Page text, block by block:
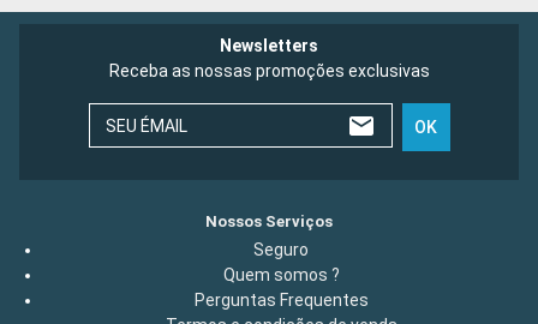
Newsletters
Receba as nossas promoções exclusivas
SEU ÉMAIL OK
Nossos Serviços
Seguro
Quem somos ?
Perguntas Frequentes